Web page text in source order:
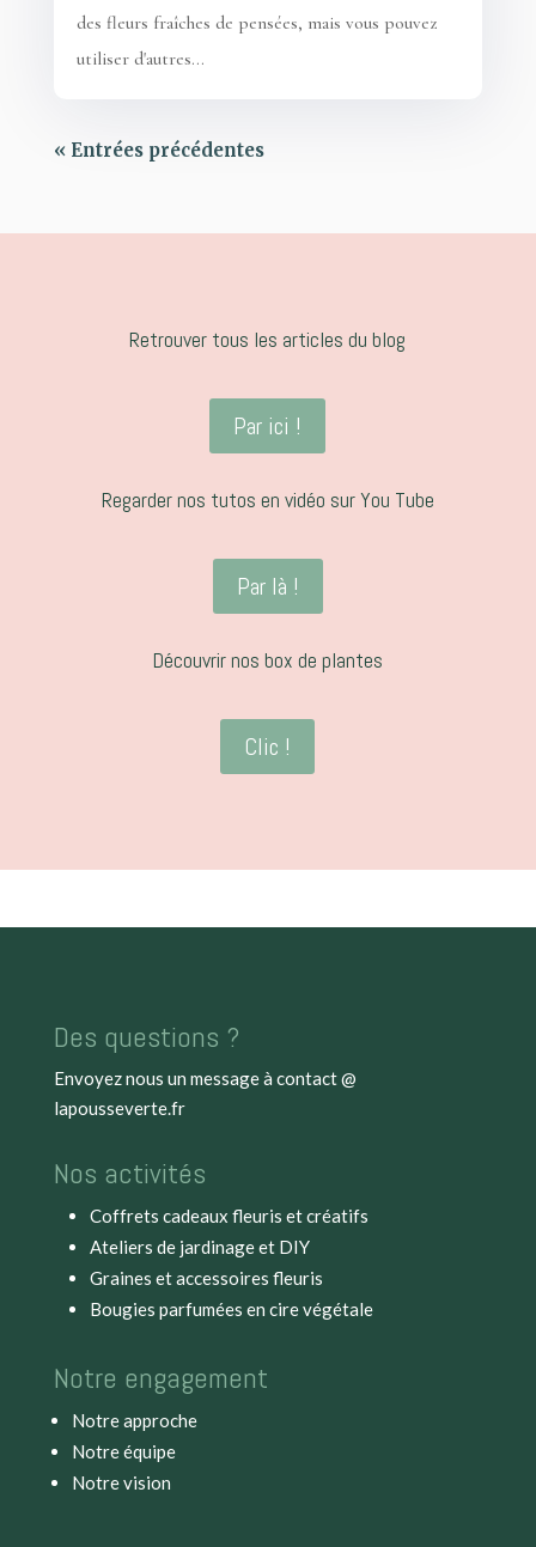
des fleurs fraîches de pensées, mais vous pouvez
utiliser d'autres...
« Entrées précédentes
Retrouver tous les articles du blog
Par ici !
Regarder nos tutos en vidéo sur You Tube
Par là !
Découvrir nos box de plantes
Clic !
Des questions ?
Envoyez nous un message à contact @
lapousseverte.fr
Nos activités
Coffrets cadeaux fleuris et créatifs
Ateliers de jardinage et DIY
Graines et accessoires fleuris
Bougies parfumées en cire végétale
Notre engagement
Notre approche
Notre équipe
Notre vision